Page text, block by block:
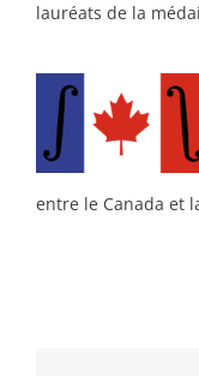
lauréats de la
entre le Canada et